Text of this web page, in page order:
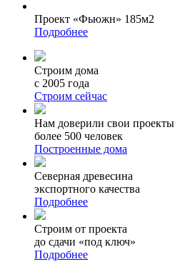
Проект «Фьюжн» 185м2
Подробнее
Строим дома
с 2005 года
Строим сейчас
Нам доверили свои проекты
более 500 человек
Построенные дома
Северная древесина
экспортного качества
Подробнее
Строим от проекта
до сдачи «под ключ»
Подробнее